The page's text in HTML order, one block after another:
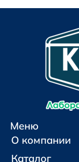
Меню
О компании
Каталог